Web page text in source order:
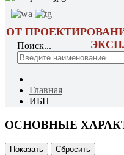
ОТ
Поиск...
Главная
ИБП
ОСНОВНЫЕ